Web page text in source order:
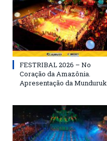
FESTRIBAL 2026 – No
Coração da Amazônia.
Apresentação da